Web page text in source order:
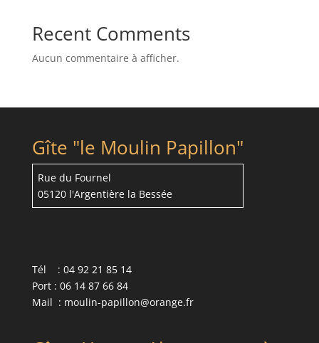
Recent Comments
Aucun commentaire à afficher.
Gîte "le Moulin Papillon"
Rue du Fournel
05120 l'Argentière la Bessée
Tél : 04 92 21 85 14
Port : 06 14 87 66 84
Mail : moulin-papillon@orange.fr